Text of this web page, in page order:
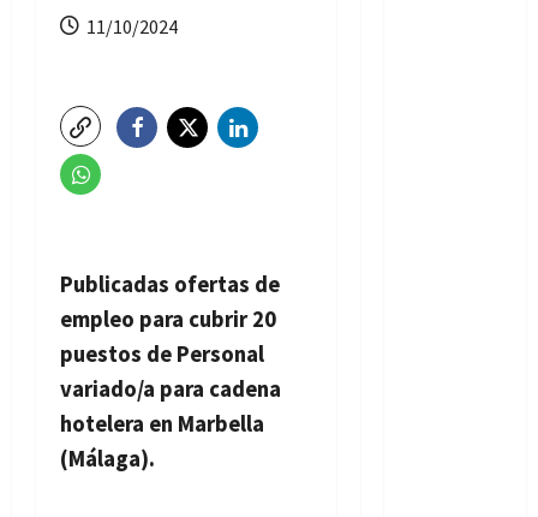
11/10/2024
Publicadas ofertas de
empleo para cubrir 20
puestos de Personal
variado/a para cadena
hotelera en Marbella
(Málaga).